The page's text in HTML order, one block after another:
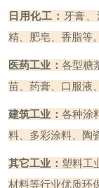
日用化工： 牙膏
精、肥皂、香脂等。
医药工业： 各型糖
苗、药膏、口服液
建筑工业： 各种涂
料、多彩涂料、陶
其它工业： 塑料工
材料等行业优质环